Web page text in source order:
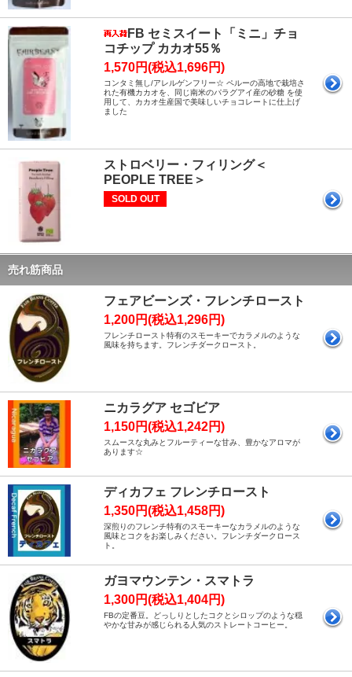
FB セミスイート「ミニ」チョ
コチップ カカオ55％
1,570円(税込1,696円)
コンタミ無し/アレルゲンフリー☆ ペルーの高地で栽培さ
れた有機カカオを、同じ南米のパラグアイ産の砂糖 を使
用して、カカオ生産国で美味しいチョコレートに仕上げ
ました
ストロベリー・フィリング＜
PEOPLE TREE＞
SOLD OUT
売れ筋商品
フェアビーンズ・フレンチロースト
1,200円(税込1,296円)
フレンチロースト特有のスモーキーでカラメルのような
風味を持ちます。フレンチダークロースト。
ニカラグア セゴビア
1,150円(税込1,242円)
スムースな丸みとフルーティーな甘み、豊かなアロマが
あります☆
ディカフェ フレンチロースト
1,350円(税込1,458円)
深煎りのフレンチ特有のスモーキーなカラメルのような
風味とコクをお楽しみください。フレンチダークロース
ト。
ガヨマウンテン・スマトラ
1,300円(税込1,404円)
FBの定番豆。どっしりとしたコクとシロップのような穏
やかな甘みが感じられる人気のストレートコーヒー。